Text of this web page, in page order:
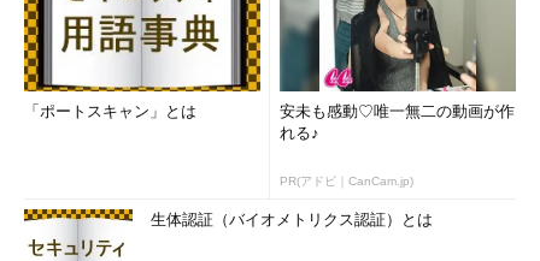
「ポートスキャン」とは
安未も感動♡唯一無二の動画が作
れる♪
PR(アドビ｜CanCam.jp)
生体認証（バイオメトリクス認証）とは